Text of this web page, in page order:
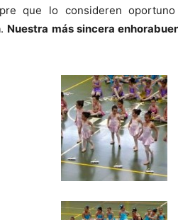
que lo consideren
. Nuestra más sincera